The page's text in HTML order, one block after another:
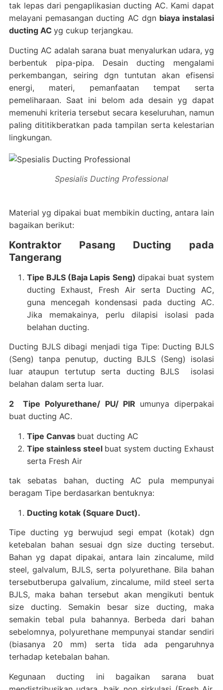
tak lepas dari pengaplikasian ducting AC. Kami dapat
melayani pemasangan ducting AC dgn biaya instalasi
ducting AC yg cukup terjangkau.
Ducting AC adalah sarana buat menyalurkan udara, yg
berbentuk pipa-pipa. Desain ducting mengalami
perkembangan, seiring dgn tuntutan akan efisensi
energi, materi, pemanfaatan tempat serta
pemeliharaan. Saat ini belom ada desain yg dapat
memenuhi kriteria tersebut secara keseluruhan, namun
paling dititikberatkan pada tampilan serta kelestarian
lingkungan.
Spesialis Ducting Professional
Material yg dipakai buat membikin ducting, antara lain
bagaikan berikut:
Kontraktor Pasang Ducting pada
Tangerang
Tipe BJLS (Baja Lapis Seng) dipakai buat system
ducting Exhaust, Fresh Air serta Ducting AC,
guna mencegah kondensasi pada ducting AC.
Jika memakainya, perlu dilapisi isolasi pada
belahan ducting.
Ducting BJLS dibagi menjadi tiga Tipe: Ducting BJLS
(Seng) tanpa penutup, ducting BJLS (Seng) isolasi
luar ataupun tertutup serta ducting BJLS isolasi
belahan dalam serta luar.
2 Tipe Polyurethane/ PU/ PIR umunya diperpakai
buat ducting AC.
Tipe Canvas buat ducting AC
Tipe stainless steel buat system ducting Exhaust
serta Fresh Air
tak sebatas bahan, ducting AC pula mempunyai
beragam Tipe berdasarkan bentuknya:
Ducting kotak (Square Duct).
Tipe ducting yg berwujud segi empat (kotak) dgn
ketebalan bahan sesuai dgn size ducting tersebut.
Bahan yg dapat dipakai, antara lain zincalume, mild
steel, galvalum, BJLS, serta polyurethane. Bila bahan
tersebutberupa galvalium, zincalume, mild steel serta
BJLS, maka bahan tersebut akan mengikuti bentuk
size ducting. Semakin besar size ducting, maka
semakin tebal pula bahannya. Berbeda dari bahan
sebelomnya, polyurethane mempunyai standar sendiri
(biasanya 20 mm) serta tida ada pengaruhnya
terhadap ketebalan bahan.
Kegunaan ducting ini bagaikan sarana buat